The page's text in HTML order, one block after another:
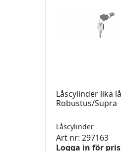
Låscylinder lika
Robustus/Supra
Låscylinder
Art nr: 297163
Logga in för